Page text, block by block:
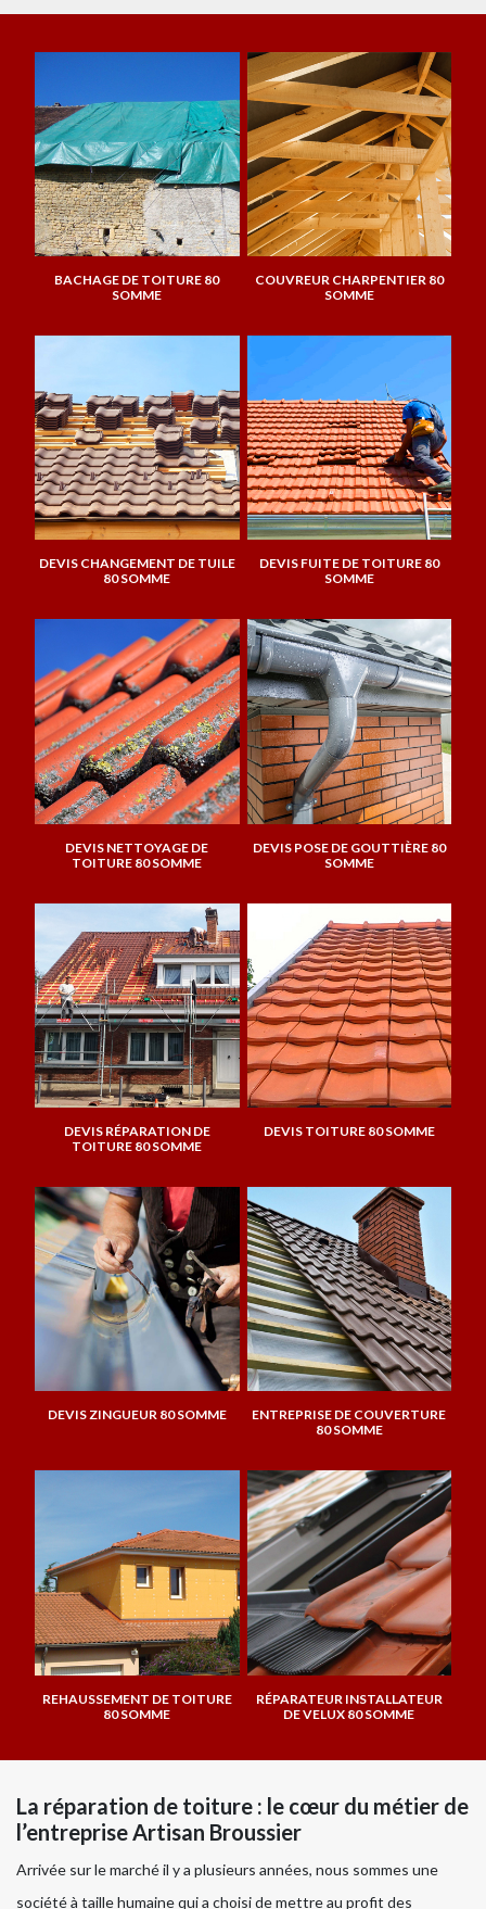
BACHAGE DE TOITURE 80
SOMME
COUVREUR CHARPENTIER 80
SOMME
DEVIS CHANGEMENT DE TUILE
80 SOMME
DEVIS FUITE DE TOITURE 80
SOMME
DEVIS NETTOYAGE DE
TOITURE 80 SOMME
DEVIS POSE DE GOUTTIÈRE 80
SOMME
DEVIS RÉPARATION DE
TOITURE 80 SOMME
DEVIS TOITURE 80 SOMME
DEVIS ZINGUEUR 80 SOMME
ENTREPRISE DE COUVERTURE
80 SOMME
REHAUSSEMENT DE TOITURE
80 SOMME
RÉPARATEUR INSTALLATEUR
DE VELUX 80 SOMME
La réparation de toiture : le cœur du métier de
l’entreprise Artisan Broussier
Arrivée sur le marché il y a plusieurs années, nous sommes une
société à taille humaine qui a choisi de mettre au profit des